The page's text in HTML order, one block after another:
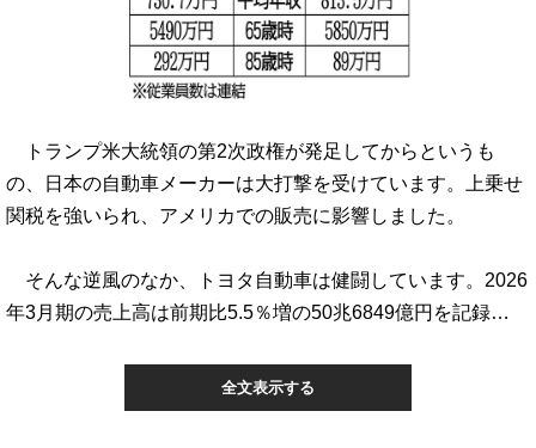
トランプ米大統領の第2次政権が発足してからというも
の、日本の自動車メーカーは大打撃を受けています。上乗せ
関税を強いられ、アメリカでの販売に影響しました。
そんな逆風のなか、トヨタ自動車は健闘しています。2026
年3月期の売上高は前期比5.5％増の50兆6849億円を記録…
全文表示する